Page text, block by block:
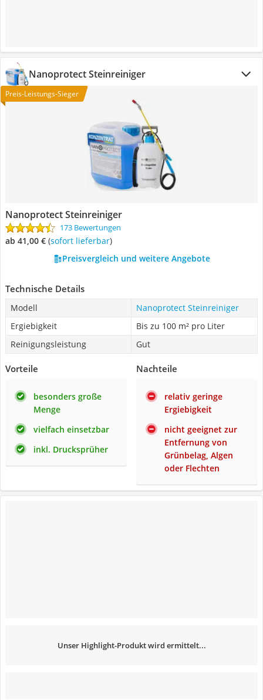
Nanoprotect Steinreiniger
Preis-Leistungs-Sieger
Nanoprotect Steinreiniger
173 Bewertungen
ab 41,00 € ( Sofort lieferbar)
Preisvergleich und weitere Angebote
Technische Details
Modell
Nanoprotect Steinreiniger
Ergiebigkeit
Bis zu 100 m² pro Liter
Reinigungsleistung
Gut
Vorteile
besonders große
Menge
vielfach einsetzbar
inkl. Drucksprüher
Nachteile
relativ geringe
Ergiebigkeit
nicht geeignet zur
Entfernung von
Grünbelag, Algen
oder Flechten
Unser Highlight-Produkt wird ermittelt...